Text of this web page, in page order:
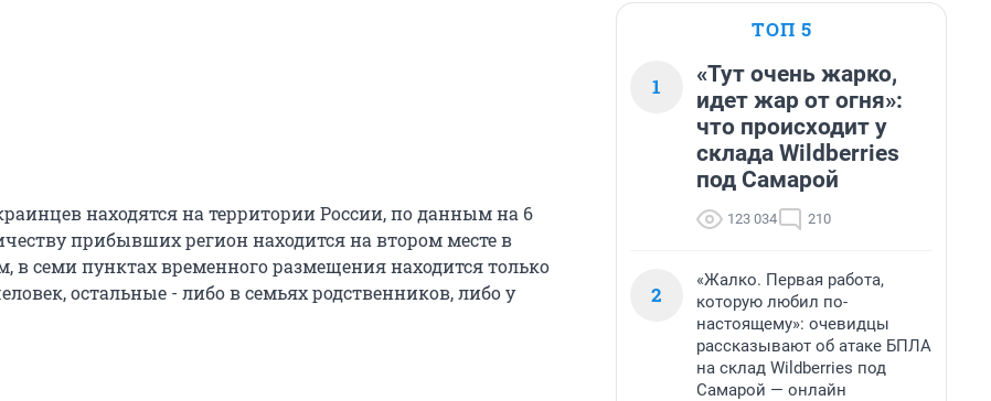
находятся на территории России, по данным на 6
прибывших регион находится на втором месте в
в семи пунктах временного размещения находится только
остальные - либо в семьях родственников, либо у
ТОП 5
1
«Тут очень жарко,
идет жар от огня»:
что происходит у
склада Wildberries
под Самарой
123 034 210
2
«Жалко. Первая работа,
которую любил по-
настоящему»: очевидцы
рассказывают об атаке БПЛА
на склад Wildberries под
Самарой — онлайн